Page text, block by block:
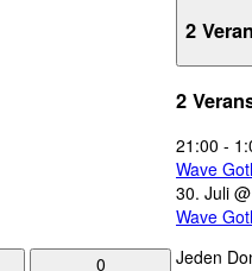
0
2
2
21:00 -
Wave
30. Juli
Wave
Jeden